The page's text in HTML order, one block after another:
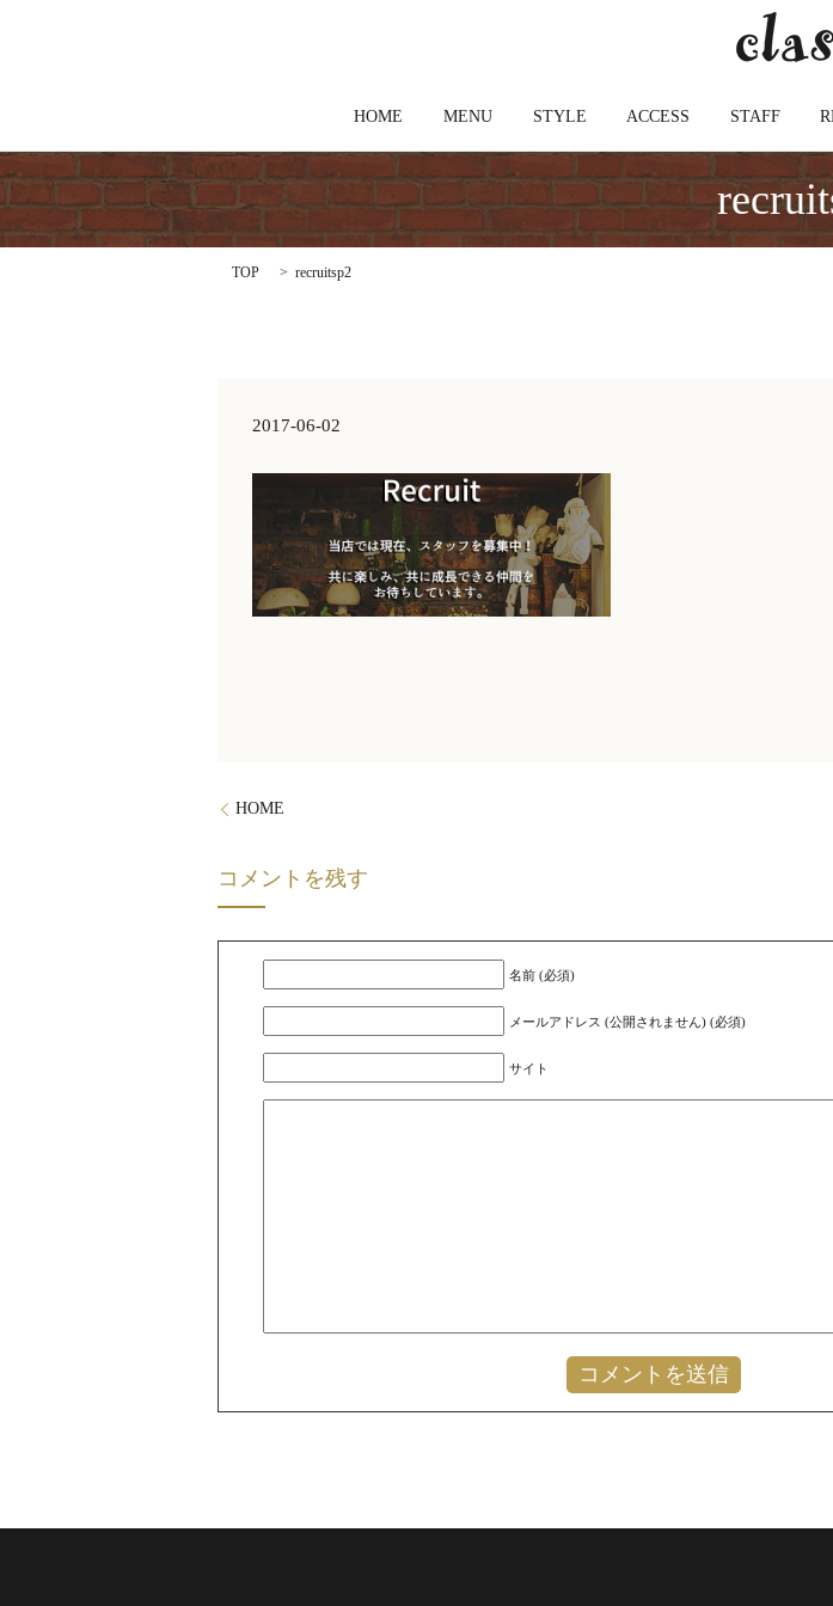
HOME MENU STYLE ACCESS STAFF
TOP recruitsp2
2017-06-02
HOME
コメントを残す
名前 (必須)
メールアドレス (公開されません) (必須)
サイト